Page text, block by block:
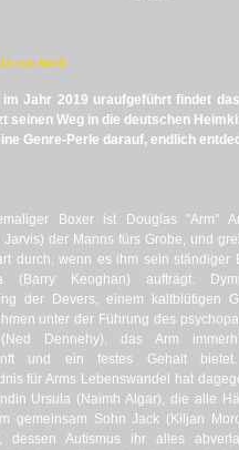
von MarS
im Jahr 2019 uraufgeführt findet
seinen Weg in die deutschen
Genre-Perle darauf, endlich
Boxer ist Douglas "Arm"
Jarvis) der Manns fürs Grobe, und
durch, wenn es ihm sein ständiger
(Barry Keoghan) aufträgt.
der Devers, einem kaltblütigen
unter der Führung des
Dennehy), das Arm
und ein festes Gehalt
für Arms Lebenswandel hat
Ursula (Naimh Algar), die alle
gemeinsam Sohn Jack (Kiljan
dessen Autismus ihr alles